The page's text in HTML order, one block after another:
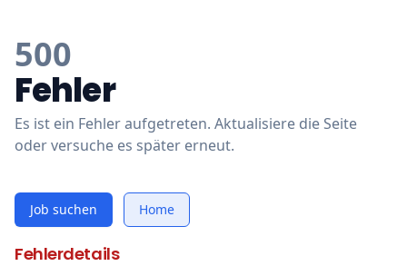
500
Fehler
Es ist ein Fehler aufgetreten. Aktualisiere die Seite
oder versuche es später erneut.
Job suchen Home
Fehlerdetails